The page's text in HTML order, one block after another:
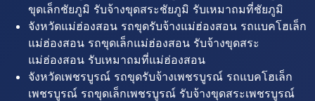
ขุดเล็กชัยภูมิ รับจ้างขุดสระชัยภูมิ รับเหมาถมที่ชัยภูมิ
จังหวัดแม่ฮ่องสอน รถขุดรับจ้างแม่ฮ่องสอน รถแบคโฮเล็ก
แม่ฮ่องสอน รถขุดเล็กแม่ฮ่องสอน รับจ้างขุดสระ
แม่ฮ่องสอน รับเหมาถมที่แม่ฮ่องสอน
จังหวัดเพชรบูรณ์ รถขุดรับจ้างเพชรบูรณ์ รถแบคโฮเล็ก
เพชรบูรณ์ รถขุดเล็กเพชรบูรณ์ รับจ้างขุดสระเพชรบูรณ์